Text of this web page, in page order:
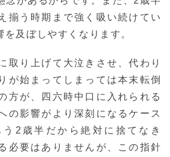
揃う時期まで強く吸い続けてい
及ぼしやすくなります。
取り上げて大泣きさせ、代わり
が始まってしまっては本末転倒
方が、四六時中口に入れられる
の影響がより深刻になるケース
2歳半だから絶対に捨てなき
必要はありませんが、この指針